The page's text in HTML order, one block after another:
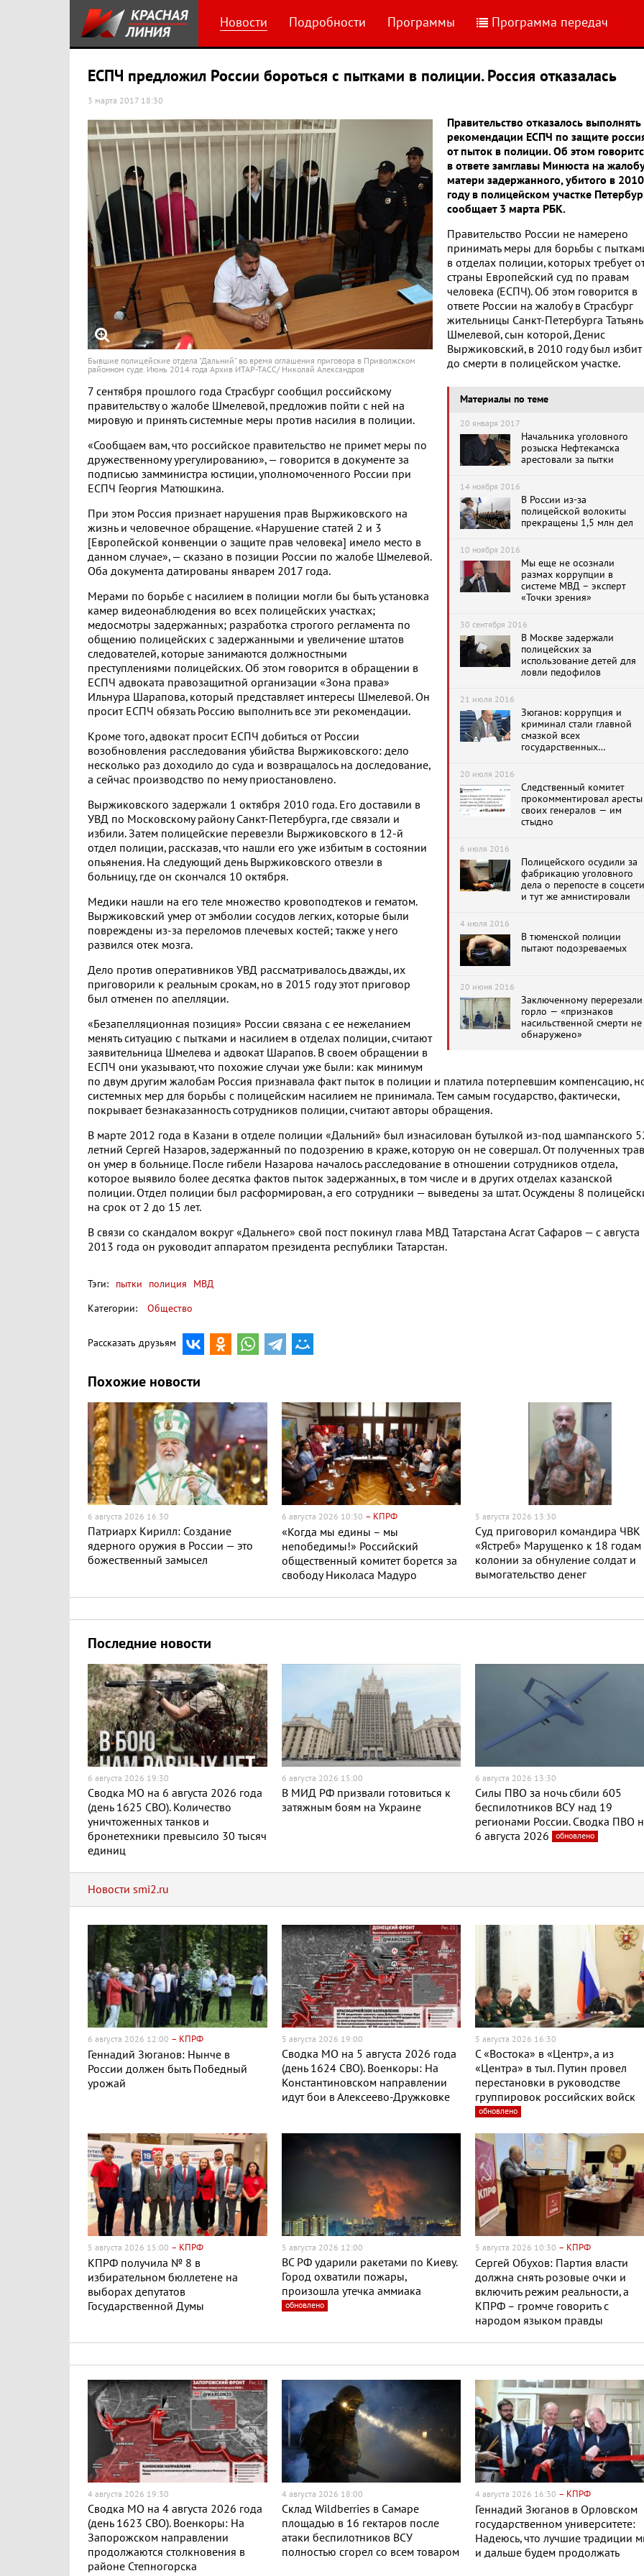
Новости Подробности Программы Программа передач
ЕСПЧ предложил России бороться с пытками в полиции. Россия отказалась
3 марта 2017 18:30
Бывшие полицейские отдела "Дальний" во время оглашения приговора в Приволжском
районном суде. Июнь 2014 года Архив ИТАР-ТАСС/ Николай Александров
Правительство отказалось выполнять
рекомендации ЕСПЧ по защите
от пыток в полиции. Об этом
в ответе замглавы Минюста на жалобу
матери задержанного, убитого в 2010
году в полицейском участке
сообщает 3 марта РБК.
Правительство России не намерено
принимать меры для борьбы с
в отделах полиции, которых требует
страны Европейский суд по правам
человека (ЕСПЧ). Об этом говорится в
ответе России на жалобу в Страсбург
жительницы Санкт-Петербурга
Шмелевой, сын которой, Денис
Выржиковский, в 2010 году был избит
до смерти в полицейском участке.
Материалы по теме
20 января 2017
Начальника уголовного
розыска Нефтекамска
арестовали за пытки
14 ноября 2016
В России из-за
полицейской волокиты
прекращены 1,5 млн дел
10 ноября 2016
Мы еще не осознали
размах коррупции в
системе МВД – эксперт
«Точки зрения»
30 сентября 2016
В Москве задержали
полицейских за
использование детей для
ловли педофилов
21 июля 2016
Зюганов: коррупция и
криминал стали главной
смазкой всех
государственных
20 июля 2016
Следственный комитет
прокомментировал аресты
своих генералов — им
стыдно
6 июля 2016
Полицейского осудили за
фабрикацию уголовного
дела о перепосте в соцсети
и тут же амнистировали
4 июля 2016
В тюменской полиции
пытают подозреваемых
20 июня 2016
Заключенному перерезали
горло — «признаков
насильственной смерти не
обнаружено»
7 сентября прошлого года Страсбург сообщил российскому
правительству о жалобе Шмелевой, предложив пойти с ней на
мировую и принять системные меры против насилия в полиции.
«Сообщаем вам, что российское правительство не примет меры по
дружественному урегулированию», — говорится в документе за
подписью замминистра юстиции, уполномоченного России при
ЕСПЧ Георгия Матюшкина.
При этом Россия признает нарушения прав Выржиковского на
жизнь и человечное обращение. «Нарушение статей 2 и 3
[Европейской конвенции о защите прав человека] имело место в
данном случае», — сказано в позиции России по жалобе Шмелевой.
Оба документа датированы январем 2017 года.
Мерами по борьбе с насилием в полиции могли бы быть установка
камер видеонаблюдения во всех полицейских участках;
медосмотры задержанных; разработка строгого регламента по
общению полицейских с задержанными и увеличение штатов
следователей, которые занимаются должностными
преступлениями полицейских. Об этом говорится в обращении в
ЕСПЧ адвоката правозащитной организации «Зона права»
Ильнура Шарапова, который представляет интересы Шмелевой. Он
просит ЕСПЧ обязать Россию выполнить все эти рекомендации.
Кроме того, адвокат просит ЕСПЧ добиться от России
возобновления расследования убийства Выржиковского: дело
несколько раз доходило до суда и возвращалось на доследование,
а сейчас производство по нему приостановлено.
Выржиковского задержали 1 октября 2010 года. Его доставили в
УВД по Московскому району Санкт-Петербурга, где связали и
избили. Затем полицейские перевезли Выржиковского в 12-й
отдел полиции, рассказав, что нашли его уже избитым в состоянии
опьянения. На следующий день Выржиковского отвезли в
больницу, где он скончался 10 октября.
Медики нашли на его теле множество кровоподтеков и гематом.
Выржиковский умер от эмболии сосудов легких, которые были
повреждены из-за переломов плечевых костей; также у него
развился отек мозга.
Дело против оперативников УВД рассматривалось дважды, их
приговорили к реальным срокам, но в 2015 году этот приговор
был отменен по апелляции.
«Безапелляционная позиция» России связана с ее нежеланием
менять ситуацию с пытками и насилием в отделах полиции, считают
заявительница Шмелева и адвокат Шарапов. В своем обращении в
ЕСПЧ они указывают, что похожие случаи уже были: как минимум
по двум другим жалобам Россия признавала факт пыток в полиции и платила потерпевшим компенсацию,
системных мер для борьбы с полицейским насилием не принимала. Тем самым государство, фактически,
покрывает безнаказанность сотрудников полиции, считают авторы обращения.
В марте 2012 года в Казани в отделе полиции «Дальний» был изнасилован бутылкой из-под шампанского
летний Сергей Назаров, задержанный по подозрению в краже, которую он не совершал. От полученных
он умер в больнице. После гибели Назарова началось расследование в отношении сотрудников отдела,
которое выявило более десятка фактов пыток задержанных, в том числе и в других отделах казанской
полиции. Отдел полиции был расформирован, а его сотрудники — выведены за штат. Осуждены 8
на срок от 2 до 15 лет.
В связи со скандалом вокруг «Дальнего» свой пост покинул глава МВД Татарстана Асгат Сафаров — с августа
2013 года он руководит аппаратом президента республики Татарстан.
Тэги: пытки полиция
МВД
Категории:
Общество
Рассказать друзьям
Похожие новости
6 августа 2026 16:30
Патриарх Кирилл: Создание
ядерного оружия в России — это
божественный замысел
6 августа 2026 10:30 – КПРФ
«Когда мы едины – мы
непобедимы!» Российский
общественный комитет борется за
свободу Николаса Мадуро
5 августа 2026 13:30
Суд приговорил командира ЧВК
«Ястреб» Марущенко к 18 годам
колонии за обнуление солдат и
вымогательство денег
Последние новости
6 августа 2026 19:30
Сводка МО на 6 августа 2026 года
(день 1625 СВО). Количество
уничтоженных танков и
бронетехники превысило 30 тысяч
единиц
6 августа 2026 15:00
В МИД РФ призвали готовиться к
затяжным боям на Украине
6 августа 2026 13:30
Силы ПВО за ночь сбили 605
беспилотников ВСУ над 19
регионами России. Сводка ПВО
6 августа 2026
обновлено
Новости smi2.ru
6 августа 2026 12:00 – КПРФ
Геннадий Зюганов: Нынче в
России должен быть Победный
урожай
5 августа 2026 19:00
Сводка МО на 5 августа 2026 года
(день 1624 СВО). Военкоры: На
Константиновском направлении
идут бои в Алексеево-Дружковке
5 августа 2026 16:30
С «Востока» в «Центр», а из
«Центра» в тыл. Путин провел
перестановки в руководстве
группировок российских войск
обновлено
5 августа 2026 15:00 – КПРФ
КПРФ получила № 8 в
избирательном бюллетене на
выборах депутатов
Государственной Думы
5 августа 2026 12:00
ВС РФ ударили ракетами по Киеву.
Город охватили пожары,
произошла утечка аммиака
обновлено
5 августа 2026 10:30 – КПРФ
Сергей Обухов: Партия власти
должна снять розовые очки и
включить режим реальности, а
КПРФ – громче говорить с
народом языком правды
4 августа 2026 19:30
Сводка МО на 4 августа 2026 года
(день 1623 СВО). Военкоры: На
Запорожском направлении
продолжаются столкновения в
районе Степногорска
4 августа 2026 18:00
Склад Wildberries в Самаре
площадью в 16 гектаров после
атаки беспилотников ВСУ
полностью сгорел со всем товаром
4 августа 2026 16:30 – КПРФ
Геннадий Зюганов в Орловском
государственном университете:
Надеюсь, что лучшие традиции
и дальше будем продолжать